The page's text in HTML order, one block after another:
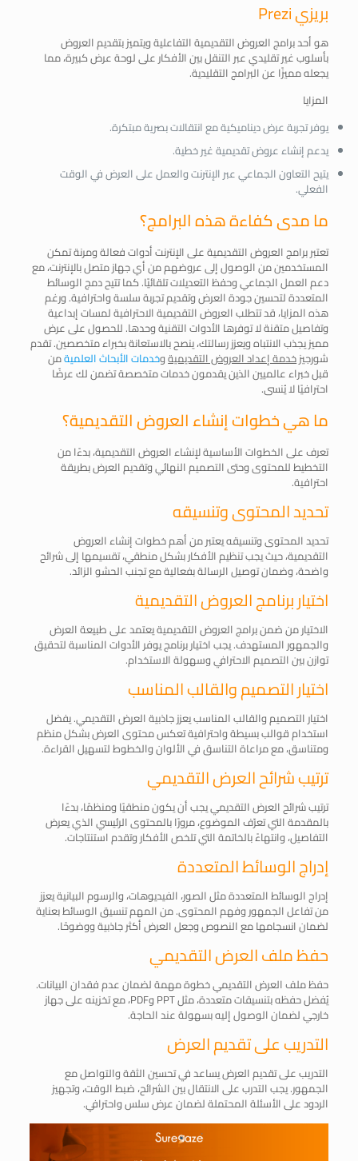
بريزي Prezi
هو أحد برامج العروض التقديمية التفاعلية ويتميز بتقديم العروض
بأسلوب غير تقليدي عبر التنقل بين الأفكار على لوحة عرض كبيرة، مما
يجعله مميزًا عن البرامج التقليدية.
المزايا
يوفر تجربة عرض ديناميكية مع انتقالات بصرية مبتكرة.
يدعم إنشاء عروض تقديمية غير خطية.
يتيح التعاون الجماعي عبر الإنترنت والعمل على العرض في الوقت
الفعلي.
ما مدى كفاءة هذه البرامج؟
تعتبر برامج العروض التقديمية على الإنترنت أدوات فعالة ومرنة تمكن
المستخدمين من الوصول إلى عروضهم من أي جهاز متصل بالإنترنت، مع
دعم العمل الجماعي وحفظ التعديلات تلقائيًا. كما تتيح دمج الوسائط
المتعددة لتحسين جودة العرض وتقديم تجربة سلسة واحترافية. ورغم
هذه المزايا، قد تتطلب العروض التقديمية الاحترافية لمسات إبداعية
وتفاصيل متقنة لا توفرها الأدوات التقنية وحدها. للحصول على عرض
مميز يجذب الانتباه ويعزز رسالتك، ينصح بالاستعانة بخبراء متخصصين. تقدم
شورجيزخدمة إعداد العروض التقديميةوخدمات الأبحاث العلميةمن
قبل خبراء عالميين الذين يقدمون خدمات متخصصة تضمن لك عرضًا
احترافيًا لا يُنسى.
ما هي خطوات إنشاء العروض التقديمية؟
تعرف على الخطوات الأساسية لإنشاء العروض التقديمية، بدءًا من
التخطيط للمحتوى وحتى التصميم النهائي وتقديم العرض بطريقة
احترافية.
تحديد المحتوى وتنسيقه
تحديد المحتوى وتنسيقه يعتبر من أهم خطوات إنشاء العروض
التقديمية، حيث يجب تنظيم الأفكار بشكل منطقي، تقسيمها إلى شرائح
واضحة، وضمان توصيل الرسالة بفعالية مع تجنب الحشو الزائد.
اختيار برنامج العروض التقديمية
الاختيار من ضمن برامج العروض التقديمية يعتمد على طبيعة العرض
والجمهور المستهدف. يجب اختيار برنامج يوفر الأدوات المناسبة لتحقيق
توازن بين التصميم الاحترافي وسهولة الاستخدام.
اختيار التصميم والقالب المناسب
اختيار التصميم والقالب المناسب يعزز جاذبية العرض التقديمي. يفضل
استخدام قوالب بسيطة واحترافية تعكس محتوى العرض بشكل منظم
ومتناسق، مع مراعاة التناسق في الألوان والخطوط لتسهيل القراءة.
ترتيب شرائح العرض التقديمي
ترتيب شرائح العرض التقديمي يجب أن يكون منطقيًا ومنظمًا، بدءًا
بالمقدمة التي تعرّف الموضوع، مرورًا بالمحتوى الرئيسي الذي يعرض
التفاصيل، وانتهاءً بالخاتمة التي تلخص الأفكار وتقدم استنتاجات.
إدراج الوسائط المتعددة
إدراج الوسائط المتعددة مثل الصور، الفيديوهات، والرسوم البيانية يعزز
من تفاعل الجمهور وفهم المحتوى. من المهم تنسيق الوسائط بعناية
لضمان انسجامها مع النصوص وجعل العرض أكثر جاذبية ووضوحًا.
حفظ ملف العرض التقديمي
حفظ ملف العرض التقديمي خطوة مهمة لضمان عدم فقدان البيانات.
يُفضل حفظه بتنسيقات متعددة، مثل PPT وPDF، مع تخزينه على جهاز
خارجي لضمان الوصول إليه بسهولة عند الحاجة.
التدريب على تقديم العرض
التدريب على تقديم العرض يساعد في تحسين الثقة والتواصل مع
الجمهور. يجب التدرب على الانتقال بين الشرائح، ضبط الوقت، وتجهيز
الردود على الأسئلة المحتملة لضمان عرض سلس واحترافي.